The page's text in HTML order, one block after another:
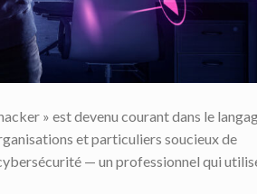
» est devenu courant dans le
et particuliers soucieux de
— un professionnel qui